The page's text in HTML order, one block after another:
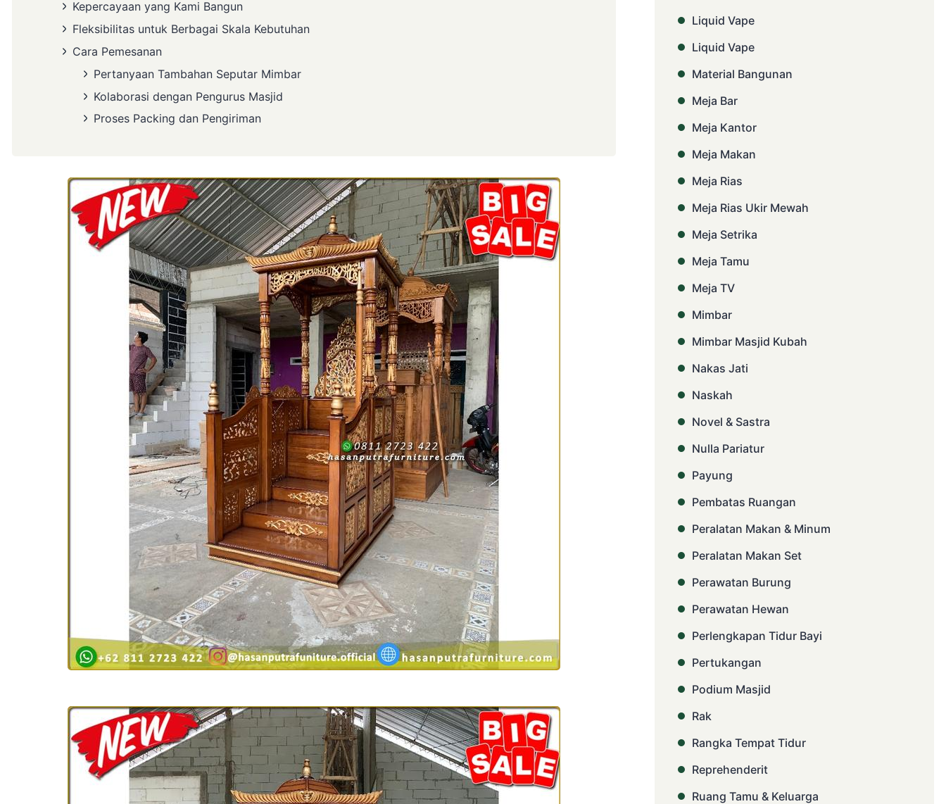
Kepercayaan yang Kami Bangun
Fleksibilitas untuk Berbagai Skala Kebutuhan
Cara Pemesanan
Pertanyaan Tambahan Seputar Mimbar
Kolaborasi dengan Pengurus Masjid
Proses Packing dan Pengiriman
Liquid Vape
Liquid Vape
Material Bangunan
Meja Bar
Meja Kantor
Meja Makan
Meja Rias
Meja Rias Ukir Mewah
Meja Setrika
Meja Tamu
Meja TV
Mimbar
Mimbar Masjid Kubah
Nakas Jati
Naskah
Novel & Sastra
Nulla Pariatur
Payung
Pembatas Ruangan
Peralatan Makan & Minum
Peralatan Makan Set
Perawatan Burung
Perawatan Hewan
Perlengkapan Tidur Bayi
Pertukangan
Podium Masjid
Rak
Rangka Tempat Tidur
Reprehenderit
Ruang Tamu & Keluarga